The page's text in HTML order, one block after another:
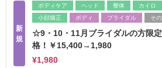
新
規
ボディケア ヘッド 整体 カイロ
小顔矯正
ボディ ブライダル そ
☆9・10・11月ブライダルの方限
格！￥15,400→1,980
¥1,980